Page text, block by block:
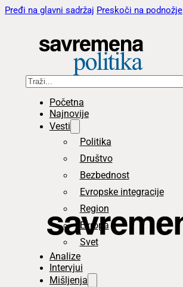
Pređi na glavni sadržaj Preskoči na podnožje
Pretraga
Početna
Najnovije
Vesti
Politika
Društvo
Bezbednost
Evropske integracije
Region
Evropa
Svet
Analize
Intervjui
Mišljenja